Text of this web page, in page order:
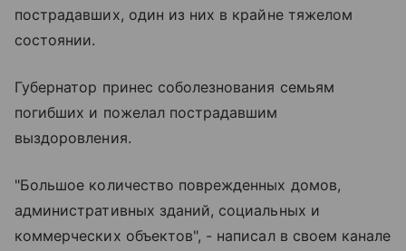
пострадавших, один из них в крайне тяжелом
состоянии.
Губернатор принес соболезнования семьям
погибших и пожелал пострадавшим
выздоровления.
"Большое количество поврежденных домов,
административных зданий, социальных и
коммерческих объектов", - написал в своем канале